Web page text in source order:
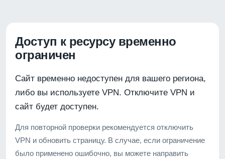
Доступ к ресурсу временно
ограничен
Сайт временно недоступен для вашего региона,
либо вы используете VPN. Отключите VPN и
сайт будет доступен.
Для повторной проверки рекомендуется отключить
VPN и обновить страницу. В случае, если ограничение
было применено ошибочно, вы можете направить